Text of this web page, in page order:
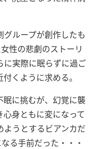
ループが創作したも
性の悲劇のストーリ
に実際に眠らずに過ご
くように求める。
眠に挑むが、幻覚に襲
身ともに変になって
ようとするビアンカだ
る手前だった・・・